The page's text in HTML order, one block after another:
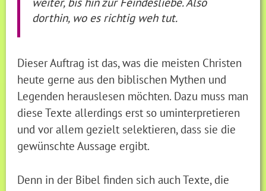
dorthin, wo es richtig weh tut.
Dieser Auftrag ist das, was die meisten Christen
heute gerne aus den biblischen Mythen und
Legenden herauslesen möchten. Dazu muss man
diese Texte allerdings erst so uminterpretieren
und vor allem gezielt selektieren, dass sie die
gewünschte Aussage ergibt.
Denn in der Bibel finden sich auch Texte, die